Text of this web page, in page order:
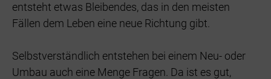
entsteht etwas Bleibendes, das in den meisten
Fällen dem Leben eine neue Richtung gibt.
Selbstverständlich entstehen bei einem Neu- oder
Umbau auch eine Menge Fragen. Da ist es gut,